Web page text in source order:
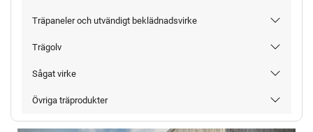
Träpaneler och utvändigt beklädnadsvirke
Trägolv
Sågat virke
Övriga träprodukter